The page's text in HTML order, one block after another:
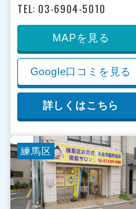
TEL: 03-6904-5010
MAPを見る
Google口コミを見る
詳しくはこちら
練馬区